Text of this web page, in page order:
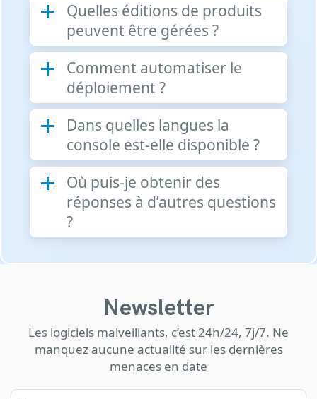
Quelles éditions de produits
peuvent être gérées ?
Comment automatiser le
déploiement ?
Dans quelles langues la
console est-elle disponible ?
Où puis-je obtenir des
réponses à d’autres questions
?
Newsletter
Les logiciels malveillants, c’est 24h/24, 7j/7. Ne
manquez aucune actualité sur les dernières
menaces en date